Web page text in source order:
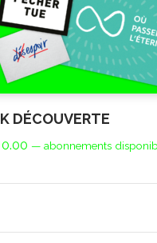
DÉCOUVERTE
0.00 — abonnements